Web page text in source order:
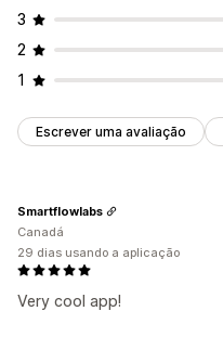
3
2
1
Escrever uma avaliação
Very cool app!
Smartflowlabs
Canadá
29 dias usando a aplicação